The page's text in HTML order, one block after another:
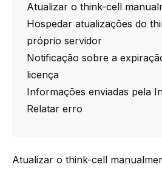
Atualizar o think-cell
Hospedar atualizações do
próprio servidor
Notificação sobre a
licença
Informações enviadas pela
Relatar erro
Atualizar o think-cell